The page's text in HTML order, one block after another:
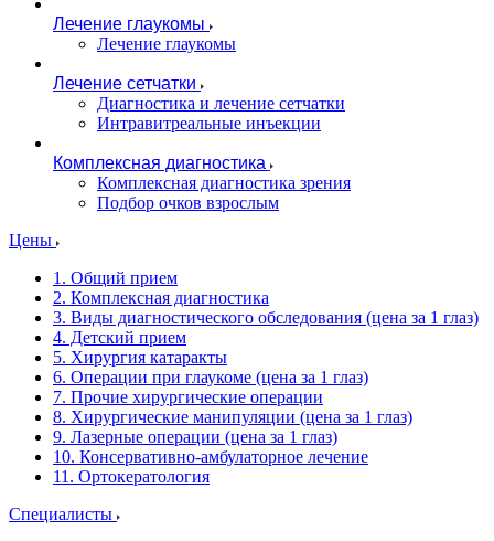
Лечение глаукомы
Лечение глаукомы
Лечение сетчатки
Диагностика и лечение сетчатки
Интравитреальные инъекции
Комплексная диагностика
Комплексная диагностика зрения
Подбор очков взрослым
Цены
1. Общий прием
2. Комплексная диагностика
3. Виды диагностического обследования (цена за 1 глаз)
4. Детский прием
5. Хирургия катаракты
6. Операции при глаукоме (цена за 1 глаз)
7. Прочие хирургические операции
8. Хирургические манипуляции (цена за 1 глаз)
9. Лазерные операции (цена за 1 глаз)
10. Консервативно-амбулаторное лечение
11. Ортокератология
Специалисты